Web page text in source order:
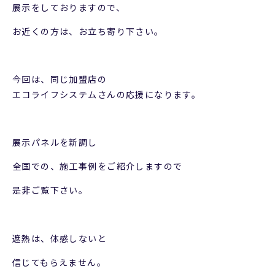
展示をしておりますので、
お近くの方は、お立ち寄り下さい。
今回は、同じ加盟店の
エコライフシステムさんの応援になります。
展示パネルを新調し
全国での、施工事例をご紹介しますので
是非ご覧下さい。
遮熱は、体感しないと
信じてもらえません。